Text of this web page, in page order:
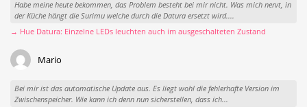
Habe meine heute bekommen, das Problem besteht bei mir nicht. Was mich nervt, in
der Küche hängt die Surimu welche durch die Datura ersetzt wird....
→ Hue Datura: Einzelne LEDs leuchten auch im ausgeschalteten Zustand
Mario
Bei mir ist das automatische Update aus. Es liegt wohl die fehlerhafte Version im
Zwischenspeicher. Wie kann ich denn nun sicherstellen, dass ich...